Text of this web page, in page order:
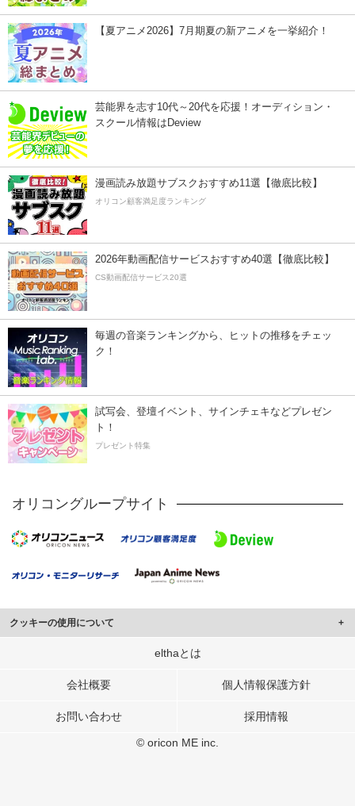
【夏アニメ2026】7月期夏の新アニメを一挙紹介！
芸能界を志す10代～20代を応援！オーディション・
スクール情報はDeview
漫画読み放題サブスクおすすめ11選【徹底比較】
オリコン顧客満足度ランキング
2026年動画配信サービスおすすめ40選【徹底比較】
CS動画配信サービス20選
毎週の音楽ランキングから、ヒットの推移をチェッ
ク！
試写会、登壇イベント、サインチェキなどプレゼン
ト！
プレゼント特集
オリコングループサイト
クッキーの使用について
このサイトでは Cookie を使用して、ユーザーに合わせたコンテンツや広告の
行っています。
メディアや広告配信、データ解析の各パートナーに提供しています。
elthaとは
会社概要 個人情報保護方針
お問い合わせ 採用情報
© oricon ME inc.